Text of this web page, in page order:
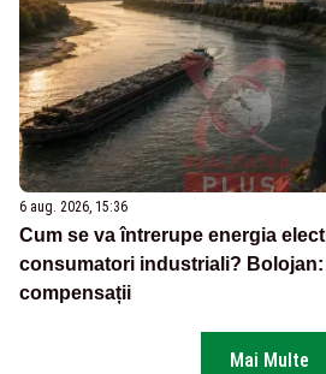
6 aug. 2026, 15:36
Cum se va întrerupe energia
consumatori industriali?
compensații
Mai Multe